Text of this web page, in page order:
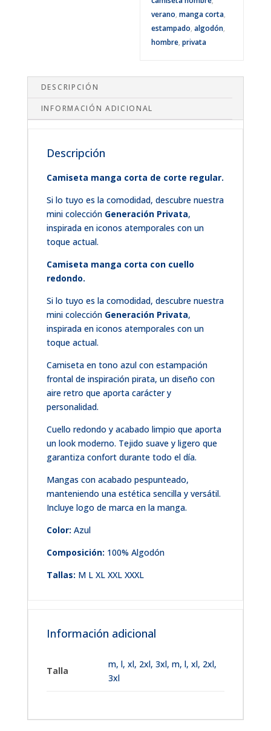
verano,manga corta,
estampado,algodón,
hombre,privata
DESCRIPCIÓN
INFORMACIÓN ADICIONAL
Descripción
Camiseta manga corta de corte regular.
Si lo tuyo es la comodidad, descubre nuestra
mini colección Generación Privata,
inspirada en iconos atemporales con un
toque actual.
Camiseta manga corta con cuello
redondo.
Si lo tuyo es la comodidad, descubre nuestra
mini colección Generación Privata,
inspirada en iconos atemporales con un
toque actual.
Camiseta en tono azul con estampación
frontal de inspiración pirata, un diseño con
aire retro que aporta carácter y
personalidad.
Cuello redondo y acabado limpio que aporta
un look moderno. Tejido suave y ligero que
garantiza confort durante todo el día.
Mangas con acabado pespunteado,
manteniendo una estética sencilla y versátil.
Incluye logo de marca en la manga.
Color: Azul
Composición: 100% Algodón
Tallas: M L XL XXL XXXL
Información adicional
Talla
m, l, xl, 2xl, 3xl, m, l, xl, 2xl,
3xl